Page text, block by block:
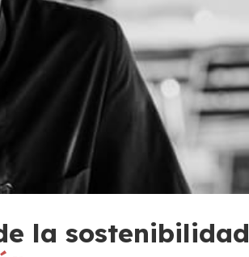
la sostenibilidad